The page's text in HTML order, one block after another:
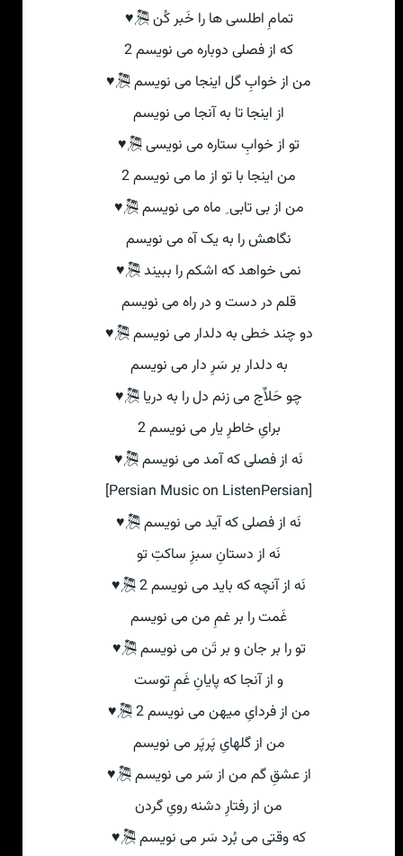
تمامِ اطلسی ها را خَبر کُن 🎘♥
که از فصلی دوباره می نویسم 2
من از خوابِ گل اینجا می نویسم 🎘♥
از اینجا تا به آنجا می نویسم
تو از خوابِ ستاره می نویسی 🎘♥
من اینجا با تو از ما می نویسم 2
من از بی تابی ِ ماه می نویسم 🎘♥
نگاهش را به یک آه می نویسم
نمی خواهد که اشکم را ببیند 🎘♥
قلم در دست و در راه می نویسم
دو چند خطی به دلدار می نویسم 🎘♥
به دلدار بر سَرِ دار می نویسم
چو حَلاِّج می زنم دل را به دریا 🎘♥
برایِ خاطرِ یار می نویسم 2
نَه از فصلی که آمد می نویسم 🎘♥
[Persian Music on ListenPersian]
نَه از فصلی که آید می نویسم 🎘♥
نَه از دستانِ سبزِ ساکتِ تو
نَه از آنچه که باید می نویسم 2 🎘♥
غَمت را بر غمِ من می نویسم
تو را بر جان و بر تَن می نویسم 🎘♥
و از آنجا که پایانِ غَمِ توست
من از فردایِ میهن می نویسم 2 🎘♥
من از گلهایِ پَرپَر می نویسم
از عشقِ گم من از سَر می نویسم 🎘♥
من از رفتارِ دشنه رویِ گردن
که وقتی می بُرد سَر می نویسم 🎘♥